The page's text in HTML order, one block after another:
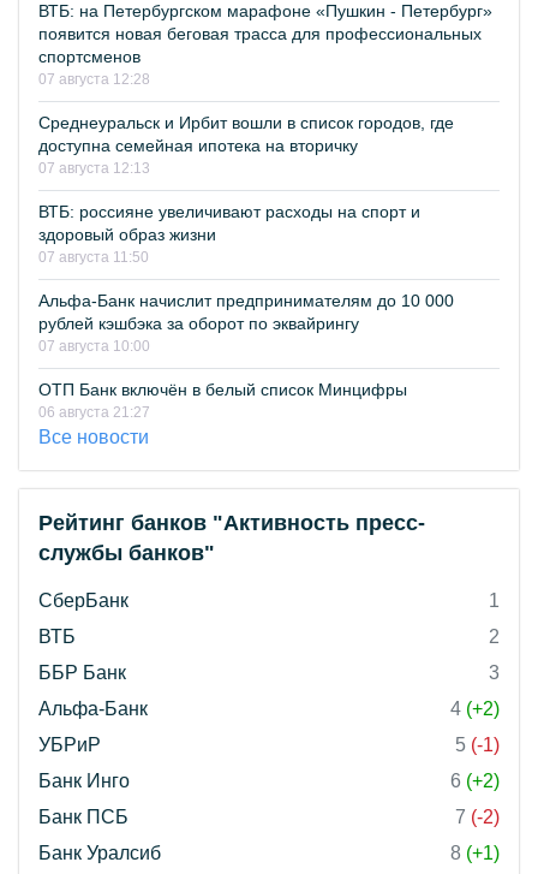
ВТБ: на Петербургском марафоне «Пушкин - Петербург»
появится новая беговая трасса для профессиональных
спортсменов
07 августа 12:28
Среднеуральск и Ирбит вошли в список городов, где
доступна семейная ипотека на вторичку
07 августа 12:13
ВТБ: россияне увеличивают расходы на спорт и
здоровый образ жизни
07 августа 11:50
Альфа-Банк начислит предпринимателям до 10 000
рублей кэшбэка за оборот по эквайрингу
07 августа 10:00
ОТП Банк включён в белый список Минцифры
06 августа 21:27
Все новости
Рейтинг банков "Активность пресс-
службы банков"
СберБанк
1
ВТБ
2
ББР Банк
3
Альфа-Банк
4 (+2)
УБРиР
5 (-1)
Банк Инго
6 (+2)
Банк ПСБ
7 (-2)
Банк Уралсиб
8 (+1)